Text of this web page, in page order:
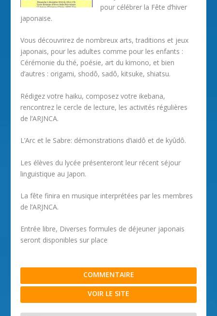
pour célébrer la Fête d’hiver
japonaise.
Vous découvrirez de nombreux arts, traditions et jeux
japonais, pour les adultes comme pour les enfants :
Cérémonie du thé, poésie, art du kimono, et bien
d’autres : origami, shodô, sadô, kitsuke, shiatsu.
Rédigez votre haiku, composez votre ikebana,
rencontrez le cercle de lecture, les activités régulières
de l’ARJNCA.
L’Arc et le Sabre: démonstrations d’iaidô et de kyûdô.
Les élèves du lycée présenteront leur récent séjour
linguistique au Japon.
La fête finira en musique interprétées par les membres
de l’ARJNCA.
Entrée libre, Diverses formules de déjeuner japonais
seront disponibles sur place
COMMENTAIRE
VOIR LE SITE